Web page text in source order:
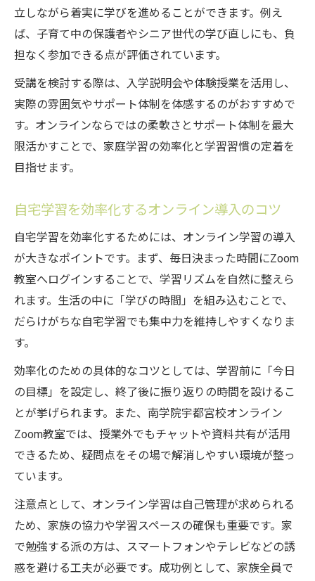
Zoom教室で家庭学習を続けるモチベーショ
ン維持
南学院宇都宮校Zoom教室7月生募集と実践
力
南学院宇都宮校Zoom教室で習慣化が続く仕
自宅学習の習慣化にオンラインが役立つ理
Zoom教室7月生募集で学ぶ継続力アップ法
オンライン教室が家庭学習を支えるサポー
ト
南学院宇都宮校Zoomでの習慣化実例を紹介
南学院宇都宮校オンラインで避けたい学習
法
自宅学習で陥りやすい非効率な勉強例
Zoom教室のサポートで習慣化を見直す方法
やってはいけない勉強法と改善のヒント
い学び
自宅で学ぶ新時代、集中力アップへの導線
南学院宇都宮校オンラインで集中力を高め
る工夫
立しながら着実に学びを進めることができます。例え
ば、子育て中の保護者やシニア世代の学び直しにも、負
担なく参加できる点が評価されています。
受講を検討する際は、入学説明会や体験授業を活用し、
実際の雰囲気やサポート体制を体感するのがおすすめで
す。オンラインならではの柔軟さとサポート体制を最大
限活かすことで、家庭学習の効率化と学習習慣の定着を
目指せます。
自宅学習を効率化するオンライン導入のコツ
自宅学習を効率化するためには、オンライン学習の導入
が大きなポイントです。まず、毎日決まった時間にZoom
教室へログインすることで、学習リズムを自然に整えら
れます。生活の中に「学びの時間」を組み込むことで、
だらけがちな自宅学習でも集中力を維持しやすくなりま
す。
効率化のための具体的なコツとしては、学習前に「今日
の目標」を設定し、終了後に振り返りの時間を設けるこ
とが挙げられます。また、南学院宇都宮校オンライン
Zoom教室では、授業外でもチャットや資料共有が活用
できるため、疑問点をその場で解消しやすい環境が整っ
ています。
注意点として、オンライン学習は自己管理が求められる
ため、家族の協力や学習スペースの確保も重要です。家
で勉強する派の方は、スマートフォンやテレビなどの誘
惑を避ける工夫が必要です。成功例として、家族全員で